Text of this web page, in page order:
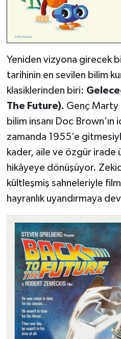
Yeniden vizyona girecek
tarihinin en sevilen bilim
klasiklerinden biri:
The Future). Genç Marty
bilim insanı Doc Brown’ın
zamanda 1955’e
kader, aile ve özgür irade
hikâyeye dönüşüyor.
kültleşmiş sahneleriyle
hayranlık uyandırmaya